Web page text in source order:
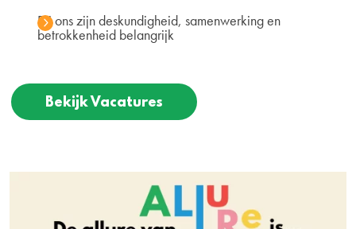
Bij ons zijn deskundigheid, samenwerking en
betrokkenheid belangrijk
Bekijk Vacatures